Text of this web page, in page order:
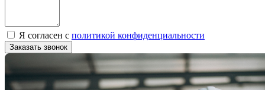
Я согласен с политикой конфиденциальности
Заказать звонок